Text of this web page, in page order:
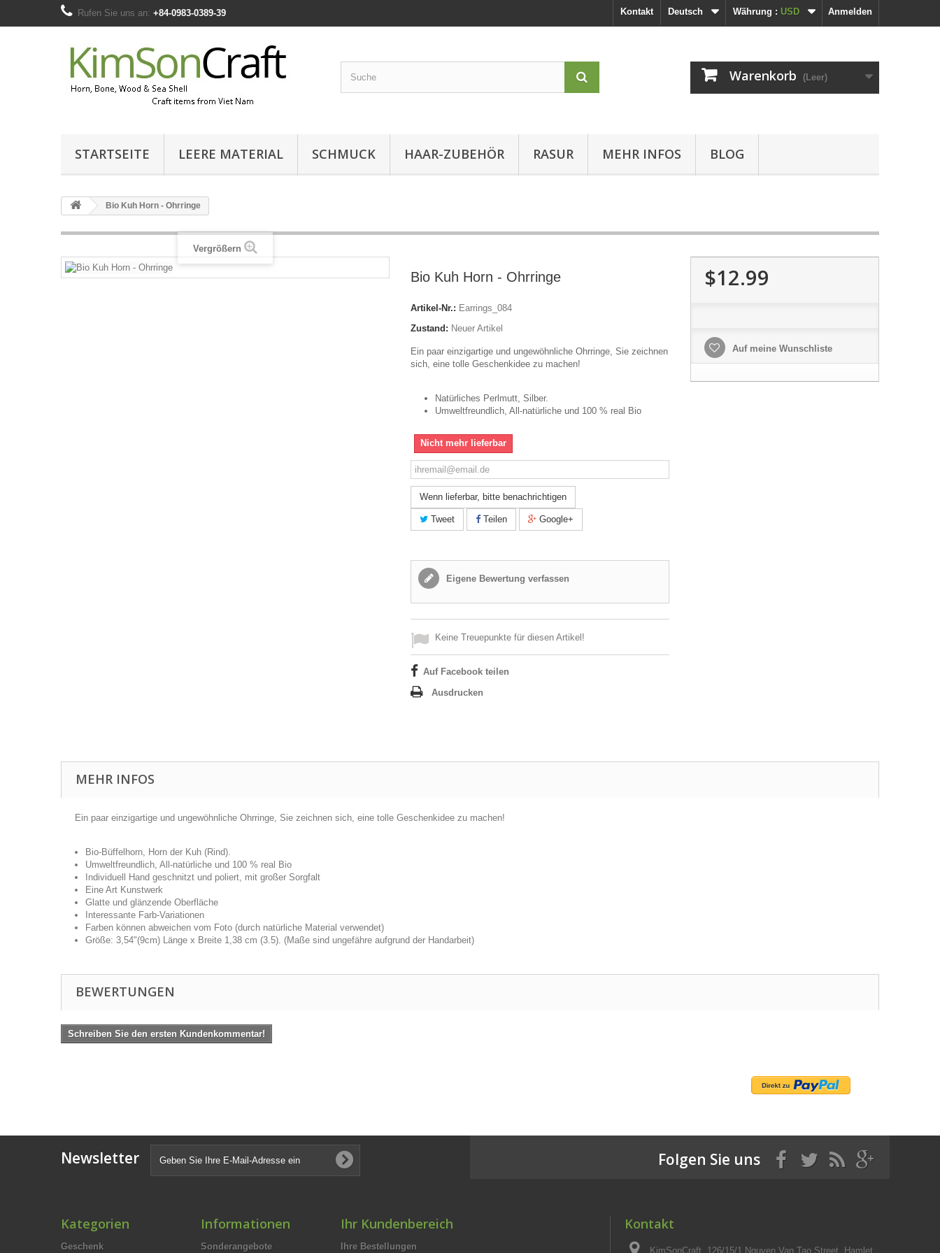
Anmelden
Währung : USD
Deutsch
Kontakt
Rufen Sie uns an: +84-0983-0389-39
Warenkorb (Leer)
STARTSEITE LEERE MATERIAL SCHMUCK HAAR-ZUBEHÖR RASUR MEHR INFOS BLOG
Bio Kuh Horn - Ohrringe
Vergrößern
Bio Kuh Horn - Ohrringe
Artikel-Nr.: Earrings_084
Zustand: Neuer Artikel
Ein paar einzigartige und ungewöhnliche Ohrringe, Sie zeichnen
sich, eine tolle Geschenkidee zu machen!
Natürliches Perlmutt, Silber.
Umweltfreundlich, All-natürliche und 100 % real Bio
Nicht mehr lieferbar
Wenn lieferbar, bitte benachrichtigen
Tweet Teilen Google+
Eigene Bewertung verfassen
Keine Treuepunkte für diesen Artikel!
Auf Facebook teilen
Ausdrucken
$12.99
Auf meine Wunschliste
MEHR INFOS
Ein paar einzigartige und ungewöhnliche Ohrringe, Sie zeichnen sich, eine tolle Geschenkidee zu machen!
Bio-Büffelhorn, Horn der Kuh (Rind).
Umweltfreundlich, All-natürliche und 100 % real Bio
Individuell Hand geschnitzt und poliert, mit großer Sorgfalt
Eine Art Kunstwerk
Glatte und glänzende Oberfläche
Interessante Farb-Variationen
Farben können abweichen vom Foto (durch natürliche Material verwendet)
Größe: 3,54"(9cm) Länge x Breite 1,38 cm (3.5). (Maße sind ungefähre aufgrund der Handarbeit)
BEWERTUNGEN
Schreiben Sie den ersten Kundenkommentar!
Newsletter Folgen Sie uns
Kategorien
Geschenk
Informationen
Sonderangebote
Ihr Kundenbereich
Ihre Bestellungen
Kontakt
KimSonCraft, 126/15/1 Nguyen Van Tao Street, Hamlet